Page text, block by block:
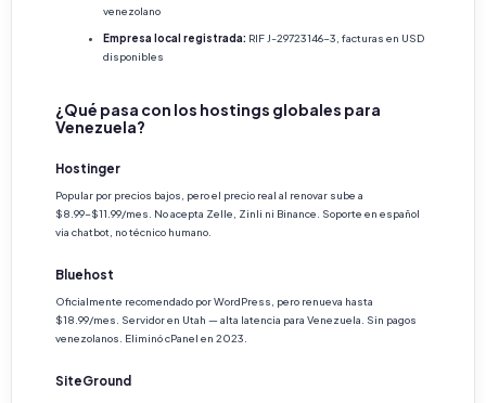
venezolano
Empresa local registrada: RIF J-29723146-3, facturas en USD
disponibles
¿Qué pasa con los hostings globales para
Venezuela?
Hostinger
Popular por precios bajos, pero el precio real al renovar sube a
$8.99-$11.99/mes. No acepta Zelle, Zinli ni Binance. Soporte en español
via chatbot, no técnico humano.
Bluehost
Oficialmente recomendado por WordPress, pero renueva hasta
$18.99/mes. Servidor en Utah — alta latencia para Venezuela. Sin pagos
venezolanos. Eliminó cPanel en 2023.
SiteGround